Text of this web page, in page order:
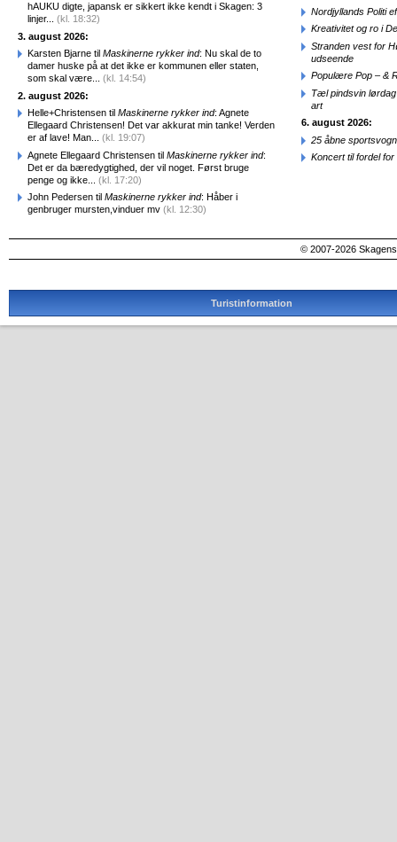
hAUKU digte, japansk er sikkert ikke kendt i Skagen: 3
linjer... (kl. 18:32)
3. august 2026:
Karsten Bjarne til Maskinerne rykker ind: Nu skal de to
damer huske på at det ikke er kommunen eller staten,
som skal være... (kl. 14:54)
2. august 2026:
Helle+Christensen til Maskinerne rykker ind: Agnete
Ellegaard Christensen! Det var akkurat min tanke! Verden
er af lave! Man... (kl. 19:07)
Agnete Ellegaard Christensen til Maskinerne rykker ind:
Det er da bæredygtighed, der vil noget. Først bruge
penge og ikke... (kl. 17:20)
John Pedersen til Maskinerne rykker ind: Håber i
genbruger mursten,vinduer mv (kl. 12:30)
Nordjyllands Politi
Kreativitet og ro i
Stranden vest for
udseende
Populære Pop – &
Tæl pindsvin
art
6. august 2026:
25 åbne
Koncert til fordel
© 2007-2026
Turistinformation